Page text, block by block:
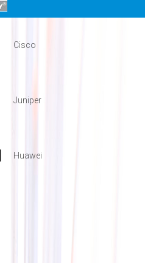
Cisco
Juniper
Huawei